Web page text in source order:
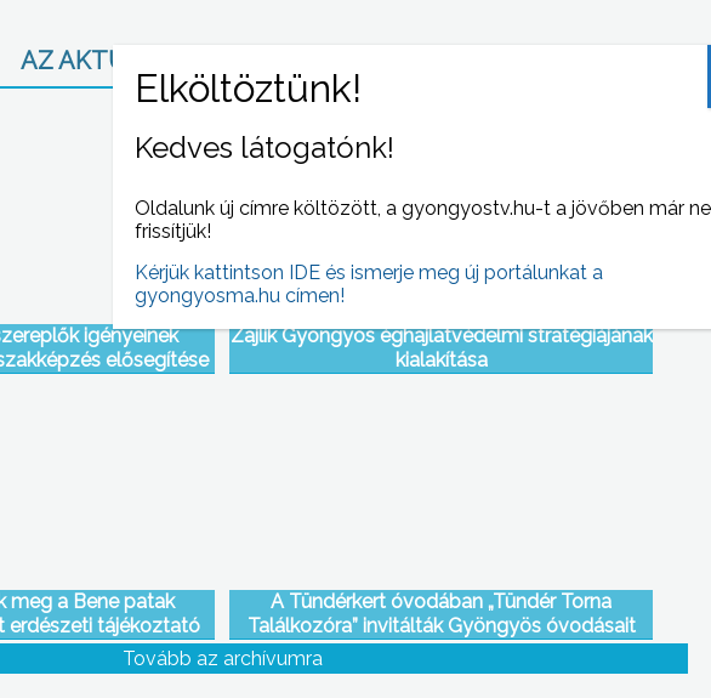
AZ AKTUÁLIS NAPI HÍREI
igényeinek
elősegítése
Zajlik Gyöngyös éghajlatvédelmi stratégiájának
kialakítása
meg a Bene patak
erdészeti tájékoztató
A Tündérkert óvodában „Tündér Torna
Találkozóra” invitálták Gyöngyös óvodásait
Tovább az archívumra
Kedves látogatónk!
Oldalunk új címre költözött, a gyongyostv.hu-t a jövőben már
frissítjük!
Kérjük kattintson IDE és ismerje meg új portálunkat a
gyongyosma.hu címen!